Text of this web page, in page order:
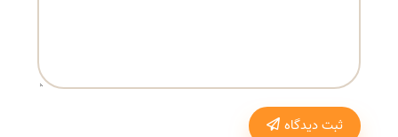
ثبت دیدگاه